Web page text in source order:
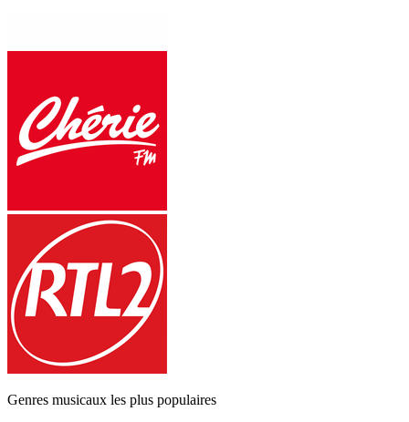
Genres musicaux les plus populaires